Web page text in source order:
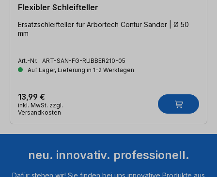
Flexibler Schleifteller
Ersatzschleifteller für Arbortech Contur Sander | Ø 50
mm
Art.-Nr.: ART-SAN-FG-RUBBER210-05
Auf Lager, Lieferung in 1-2 Werktagen
13,99 €
inkl. MwSt. zzgl.
Versandkosten
neu. innovativ. professionell.
Dafür stehen wir! Sie finden bei uns innovative Produkte aus